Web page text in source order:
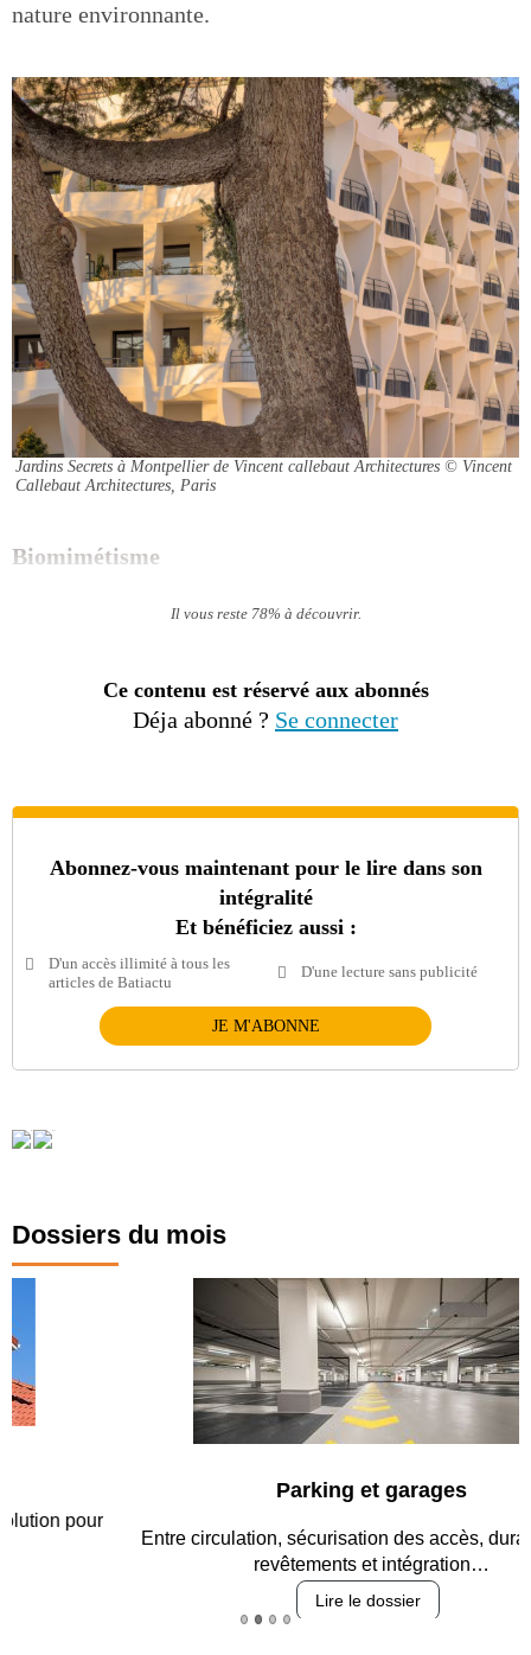
nature environnante.
Jardins Secrets à Montpellier de Vincent callebaut Architectures © Vincent
Callebaut Architectures, Paris
Biomimétisme
Il vous reste 78% à découvrir.
Ce contenu est réservé aux abonnés
Déja abonné ? Se connecter
Abonnez-vous maintenant pour le lire dans son
intégralité
Et bénéficiez aussi :
D'un accès illimité à tous les
articles de Batiactu
D'une lecture sans publicité
JE M'ABONNE
Dossiers du mois
Parking et garages
Entre circulation, sécurisation des accès, durabilité des
revêtements et intégration…